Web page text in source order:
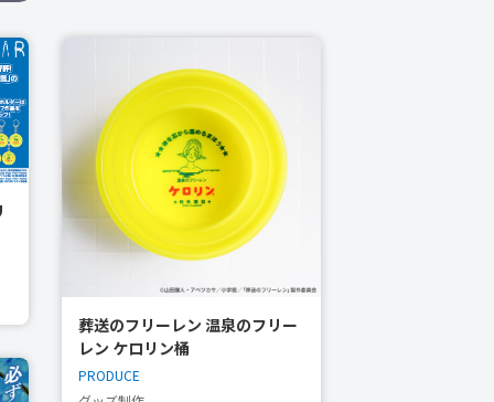
葬送のフリーレン 温泉のフリー
レン ケロリン桶
PRODUCE